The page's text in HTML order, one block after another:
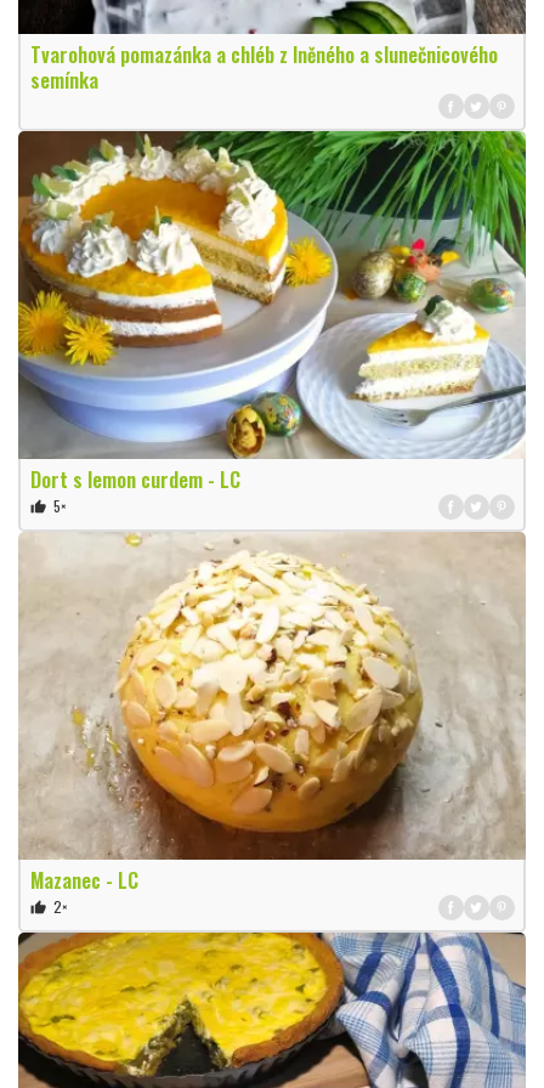
Tvarohová pomazánka a chléb z lněného a slunečnicového
semínka
Dort s lemon curdem - LC
thumb_up 5×
Mazanec - LC
thumb_up 2×